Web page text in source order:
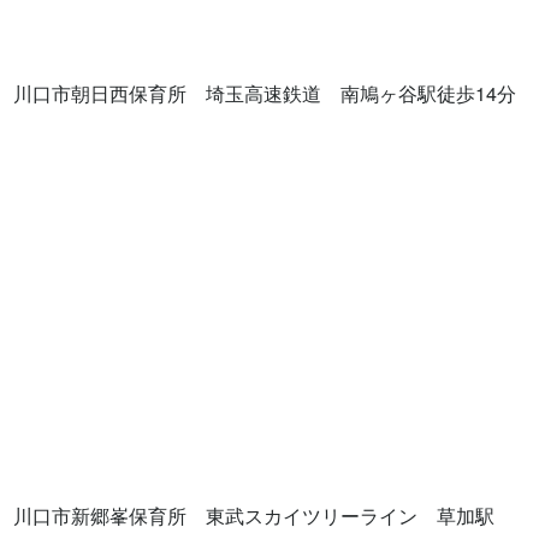
川口市朝日西保育所　埼玉高速鉄道　南鳩ヶ谷駅徒歩14分
川口市新郷峯保育所　東武スカイツリーライン　草加駅